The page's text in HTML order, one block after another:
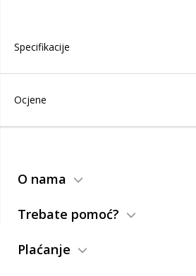
Specifikacije
Ocjene
O nama
Trebate pomoć?
Plaćanje